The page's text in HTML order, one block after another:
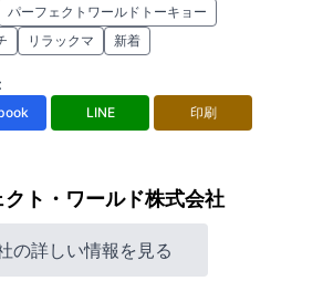
パーフェクトワールドトーキョー
リラックマ 新着
:
LINE 印刷
クト・ワールド株式会社
の詳しい情報を見る